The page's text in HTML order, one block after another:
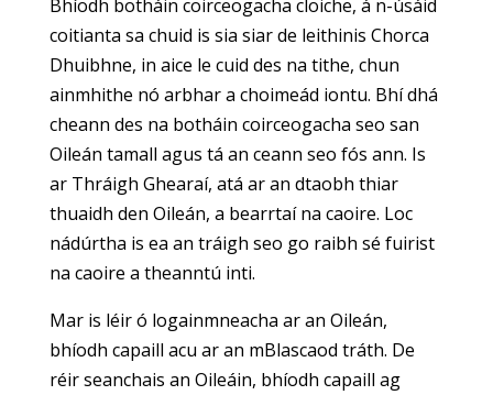
Bhíodh botháin coirceogacha cloiche, á n-úsáid
coitianta sa chuid is sia siar de leithinis Chorca
Dhuibhne, in aice le cuid des na tithe, chun
ainmhithe nó arbhar a choimeád iontu. Bhí dhá
cheann des na botháin coirceogacha seo san
Oileán tamall agus tá an ceann seo fós ann. Is
ar Thráigh Ghearaí, atá ar an dtaobh thiar
thuaidh den Oileán, a bearrtaí na caoire. Loc
nádúrtha is ea an tráigh seo go raibh sé fuirist
na caoire a theanntú inti.
Mar is léir ó logainmneacha ar an Oileán,
bhíodh capaill acu ar an mBlascaod tráth. De
réir seanchais an Oileáin, bhíodh capaill ag